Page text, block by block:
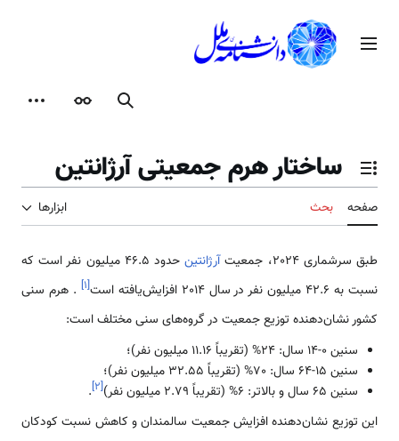
محتوامنوی اصلی
جستجوظاهر
تغییر وضعیت فهرست محتویات
ساختار هرم جمعیتی آرژانتین
صفحه بحث ابزارها
طبق سرشماری 2024، جمعیت آرژانتین
حدود 46.5 میلیون نفر است که
نسبت به 42.6 میلیون نفر در سال 2014 افزایش‌یافته است
[۱] . هرم سنی
کشور نشان‌دهنده توزیع جمعیت در گروه‌های سنی مختلف است:
سنین 0-14 سال: 24% (تقریباً 11.16 میلیون نفر)؛
سنین 15-64 سال: 70% (تقریباً 32.55 میلیون نفر)؛
سنین 65 سال و بالاتر: 6% (تقریباً 2.79 میلیون نفر)
[۲]
.
این توزیع نشان‌دهنده افزایش جمعیت سالمندان و کاهش نسبت کودکان